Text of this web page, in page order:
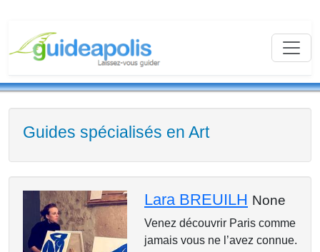
Guides spécialisés en Art
Lara BREUILH None
Venez découvrir Paris comme
jamais vous ne l’avez connue.